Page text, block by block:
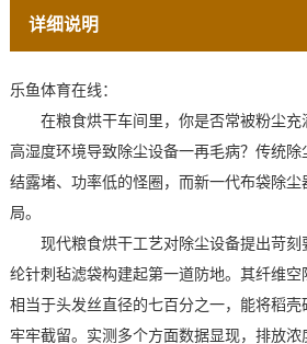
详细说明
乐鱼体育在线：
在粮食烘干车间里，你是否常被粉尘充
高湿度环境导致除尘设备一再毛病？传统除
结露堵、功率低的怪圈，而新一代布袋除
局。
现代粮食烘干工艺对除尘设备提出苛刻
纶针刺毡滤袋构建起第一道防地。其纤维空
相当于头发丝直径的七百分之一，能将稻
牢牢截留。实测多个方面数据显现，排放